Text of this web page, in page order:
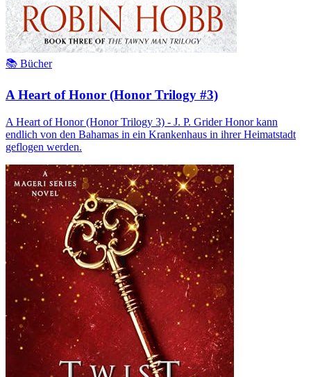
📚 Bücher
A Heart of Honor (Honor Trilogy #3)
A Heart of Honor (Honor Trilogy 3) - J. P. Grider Honor kann
endlich von den Bahamas in ein Krankenhaus in ihrer Heimatstadt
geflogen werden.